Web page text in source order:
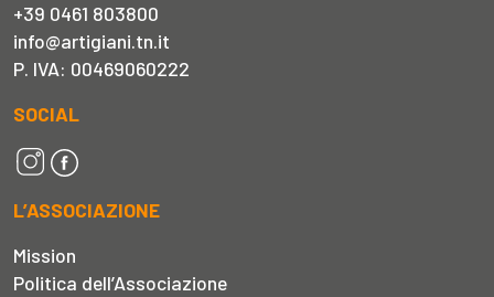
+39 0461 803800
info@artigiani.tn.it
P. IVA: 00469060222
SOCIAL
L’ASSOCIAZIONE
Mission
Politica dell’Associazione